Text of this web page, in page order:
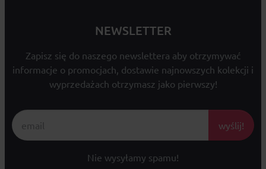
NEWSLETTER
Zapisz się do naszego newslettera aby otrzymywać
informacje o promocjach, dostawie najnowszych kolekcji i
wyprzedażach otrzymasz jako pierwszy!
wyślij!
Nie wysyłamy spamu!